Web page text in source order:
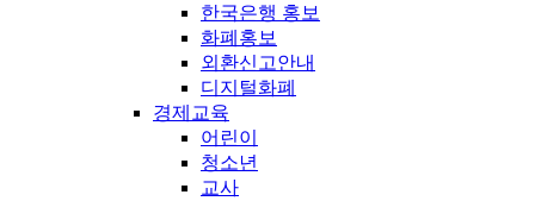
한국은행 홍보
화폐홍보
외환신고안내
디지털화폐
경제교육
어린이
청소년
교사